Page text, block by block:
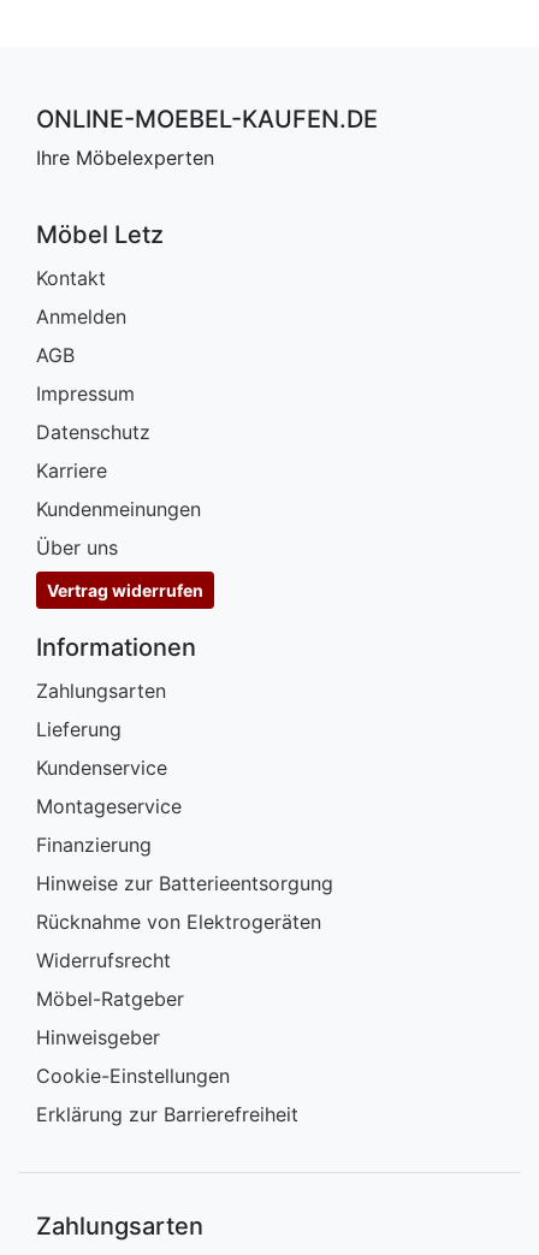
ONLINE-MOEBEL-KAUFEN.DE
Ihre Möbelexperten
Möbel Letz
Kontakt
Anmelden
AGB
Impressum
Datenschutz
Karriere
Kundenmeinungen
Über uns
Vertrag widerrufen
Informationen
Zahlungsarten
Lieferung
Kundenservice
Montageservice
Finanzierung
Hinweise zur Batterieentsorgung
Rücknahme von Elektrogeräten
Widerrufsrecht
Möbel-Ratgeber
Hinweisgeber
Cookie-Einstellungen
Erklärung zur Barrierefreiheit
Zahlungsarten